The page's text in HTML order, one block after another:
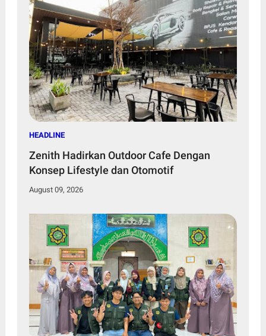
HEADLINE
Zenith Hadirkan Outdoor Cafe Dengan
Konsep Lifestyle dan Otomotif
August 09, 2026